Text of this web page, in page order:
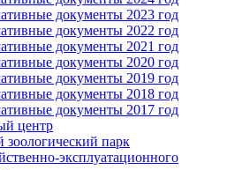
документы 2023 год
документы 2022 год
документы 2021 год
документы 2020 год
документы 2019 год
документы 2018 год
документы 2017 год
центр
парк
эксплуатационного